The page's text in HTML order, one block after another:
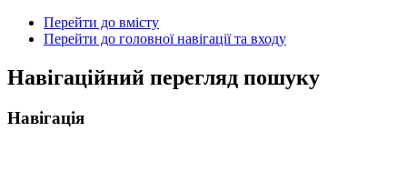
Перейти до вмісту
Перейти до головної навігації та входу
Навігаційний перегляд пошуку
Навігація